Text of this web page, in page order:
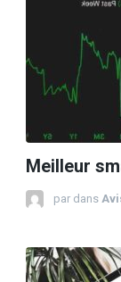
Meilleur
par dans